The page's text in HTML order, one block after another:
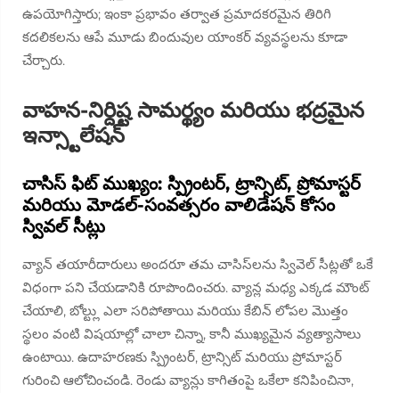
ఉపయోగిస్తారు; ఇంకా ప్రభావం తర్వాత ప్రమాదకరమైన తిరిగి
కదలికలను ఆపే మూడు బిందువుల యాంకర్ వ్యవస్థలను కూడా
చేర్చారు.
వాహన-నిర్దిష్ట సామర్థ్యం మరియు భద్రమైన
ఇన్స్టాలేషన్
చాసిస్ ఫిట్ ముఖ్యం: స్ప్రింటర్, ట్రాన్సిట్, ప్రోమాస్టర్
మరియు మోడల్-సంవత్సరం వాలిడేషన్ కోసం
స్వివల్ సీట్లు
వ్యాన్ తయారీదారులు అందరూ తమ చాసిస్‌లను స్వివెల్ సీట్లతో ఒకే
విధంగా పని చేయడానికి రూపొందించరు. వ్యాన్ల మధ్య ఎక్కడ మౌంట్
చేయాలి, బోల్ట్లు ఎలా సరిపోతాయి మరియు కేబిన్ లోపల మొత్తం
స్థలం వంటి విషయాల్లో చాలా చిన్నా, కానీ ముఖ్యమైన వ్యత్యాసాలు
ఉంటాయి. ఉదాహరణకు స్ప్రింటర్, ట్రాన్సిట్ మరియు ప్రోమాస్టర్
గురించి ఆలోచించండి. రెండు వ్యాన్లు కాగితంపై ఒకేలా కనిపించినా,